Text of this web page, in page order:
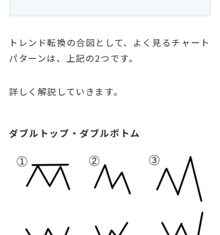
トレンド転換の合図として、よく見るチャート
パターンは、上記の2つです。
詳しく解説していきます。
ダブルトップ・ダブルボトム